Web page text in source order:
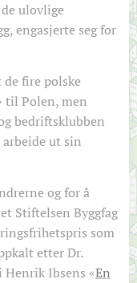
ulovlige
engasjerte seg for
de fire polske
til Polen, men
bedriftsklubben
ut sin
og for å
Stiftelsen Byggfag
som
etter Dr.
Henrik Ibsens «En